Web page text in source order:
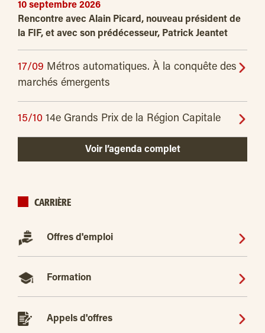
10 septembre 2026
Rencontre avec Alain Picard, nouveau président de
la FIF, et avec son prédécesseur, Patrick Jeantet
17/09 Métros automatiques. À la conquête des
marchés émergents
15/10 14e Grands Prix de la Région Capitale
Voir l’agenda complet
CARRIÈRE
Offres d'emploi
Formation
Appels d'offres